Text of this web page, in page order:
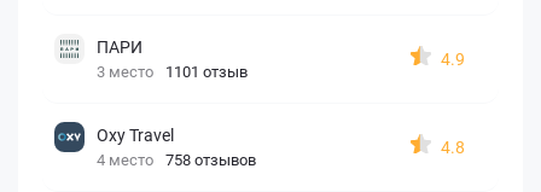
ПАРИ
3 место 1101 отзыв
4.9
Oxy Travel
4 место 758 отзывов
4.8